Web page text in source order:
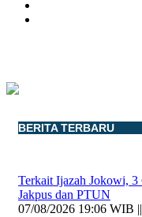
BERITA TERBARU
Terkait Ijazah Jokowi,
Jakpus dan PTUN
07/08/2026 19:06 WIB ||